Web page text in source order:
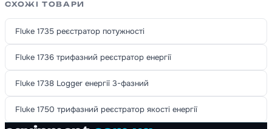
СХОЖІ ТОВАРИ
Fluke 1735 реєстратор потужності
Fluke 1736 трифазний реєстратор енергії
Fluke 1738 Logger енергії 3-фазний
Fluke 1750 трифазний реєстратор якості енергії